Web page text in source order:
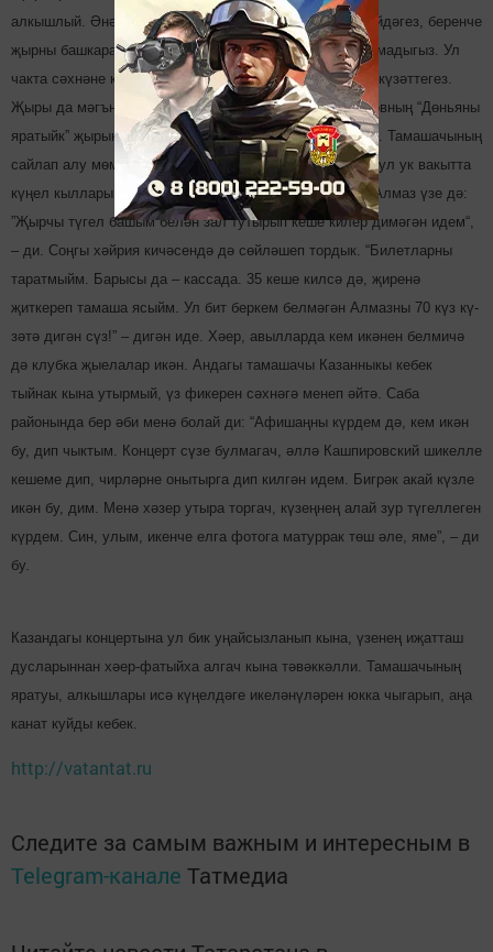
алкышлый. Әнә шулчакта Алмаз югалып калмады. “Әйдәгез, беренче
җырны башкарабыз. Сез аны барыбер яхшылып тыңламадыгыз. Ул
чакта сәхнәне карадыгыз, артист­лар­ның күлмәкләрен күзәт­тегез.
Җыры да мәгъ­нәле бит”, – диде. Рөстәм абый Зәкуа­новның “Дөнья­ны
яратыйк” җырын башкарды. Халык алай да таралмады. Тамаша­чының
сай­лап алу мөмкин­леге булса да, тормышчан, гади, шул ук вакытта
күңел кылларын тибрәтә торган чаралар җитми икән. Алмаз үзе дә:
”Җырчы түгел башым белән зал тутырып кеше килер димәгән идем“,
– ди. Соңгы хәйрия кичәсендә дә сөйлә­шеп тордык. “Билетларны
таратмыйм. Барысы да – кассада. 35 кеше килсә дә, җиренә
җиткереп тамаша ясыйм. Ул бит беркем бел­мәгән Алмазны 70 күз кү­
зәтә дигән сүз!” – дигән иде. Хәер, авылларда кем икә­нен белмичә
дә клубка җыелалар икән. Андагы тамашачы Казанныкы кебек
тыйнак кына утырмый, үз фикерен сәхнәгә менеп әйтә. Саба
районында бер әби менә болай ди: “Афи­шаңны күрдем дә, кем икән
бу, дип чыктым. Концерт сүзе булмагач, әллә Кашпировский шикелле
кешеме дип, чирләрне онытырга дип килгән идем. Бигрәк акай күзле
икән бу, дим. Менә хәзер утыра торгач, күзеңнең алай зур түгел­леген
күрдем. Син, улым, икенче елга фотога матуррак төш әле, яме”, – ди
бу.
Казандагы концертына ул бик уңайсызланып кына, үзенең иҗатташ
дусларыннан хәер-фатыйха алгач кына тәвәккәлли. Тамашачы­ның
яратуы, алкышлары исә кү­ңелдәге икеләнүлә­рен юкка чыгарып, аңа
канат куйды кебек.
http://vatantat.ru
Следите за самым важным и интересным в
Telegram-канале Татмедиа